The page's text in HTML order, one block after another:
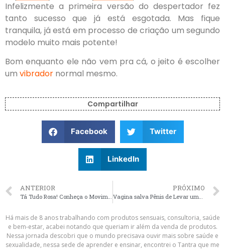
Infelizmente a primeira versão do despertador fez
tanto sucesso que já está esgotada. Mas fique
tranquila, já está em processo de criação um segundo
modelo muito mais potente!
Bom enquanto ele não vem pra cá, o jeito é escolher
um vibrador normal mesmo.
Compartilhar
Facebook Twitter
LinkedIn
ANTERIOR PRÓXIMO
Há mais de 8 anos trabalhando com produtos sensuais, consultoria, saúde
e bem-estar, acabei notando que queriam ir além da venda de produtos.
Nessa jornada descobri que o mundo precisava ouvir mais sobre saúde e
sexualidade, nessa sede de aprender e ensinar, encontrei o Tantra que me